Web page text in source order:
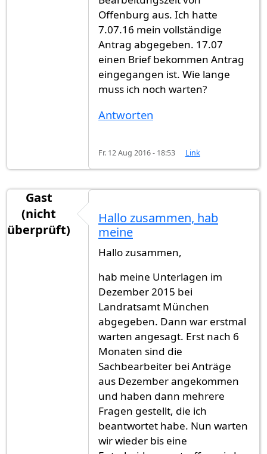
Offenburg aus. Ich hatte
7.07.16 mein vollständige
Antrag abgegeben. 17.07
einen Brief bekommen Antrag
eingegangen ist. Wie lange
muss ich noch warten?
Antworten
Fr. 12 Aug 2016 - 18:53 Link
Gast
(nicht
überprüft)
Hallo zusammen, hab
meine
Hallo zusammen,
hab meine Unterlagen im
Dezember 2015 bei
Landratsamt München
abgegeben. Dann war erstmal
warten angesagt. Erst nach 6
Monaten sind die
Sachbearbeiter bei Anträge
aus Dezember angekommen
und haben dann mehrere
Fragen gestellt, die ich
beantwortet habe. Nun warten
wir wieder bis eine